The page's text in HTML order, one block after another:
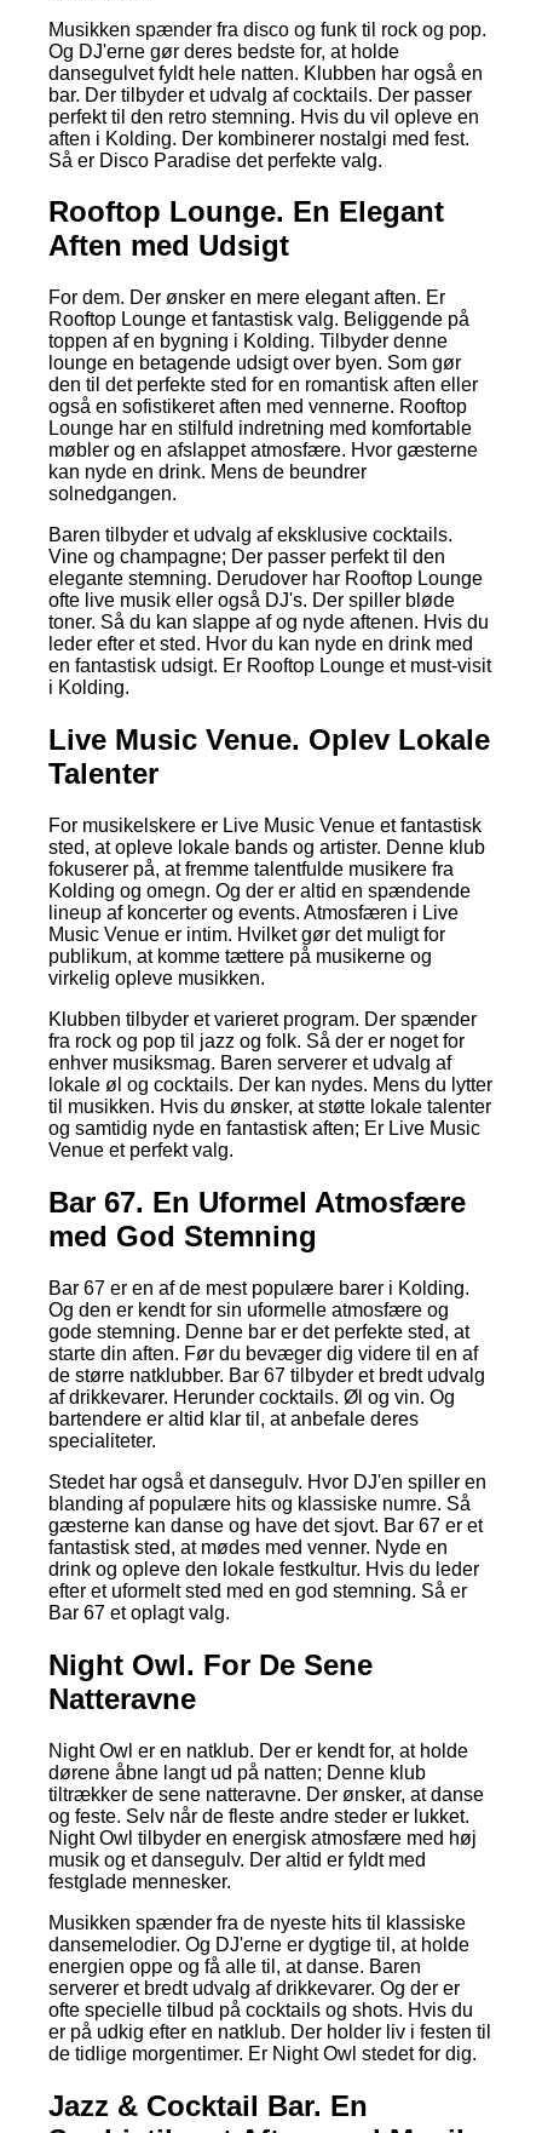
Musikken spænder fra disco og funk til rock og pop.
Og DJ'erne gør deres bedste for, at holde
dansegulvet fyldt hele natten. Klubben har også en
bar. Der tilbyder et udvalg af cocktails. Der passer
perfekt til den retro stemning. Hvis du vil opleve en
aften i Kolding. Der kombinerer nostalgi med fest.
Så er Disco Paradise det perfekte valg.
Rooftop Lounge. En Elegant
Aften med Udsigt
For dem. Der ønsker en mere elegant aften. Er
Rooftop Lounge et fantastisk valg. Beliggende på
toppen af en bygning i Kolding. Tilbyder denne
lounge en betagende udsigt over byen. Som gør
den til det perfekte sted for en romantisk aften eller
også en sofistikeret aften med vennerne. Rooftop
Lounge har en stilfuld indretning med komfortable
møbler og en afslappet atmosfære. Hvor gæsterne
kan nyde en drink. Mens de beundrer
solnedgangen.
Baren tilbyder et udvalg af eksklusive cocktails.
Vine og champagne; Der passer perfekt til den
elegante stemning. Derudover har Rooftop Lounge
ofte live musik eller også DJ's. Der spiller bløde
toner. Så du kan slappe af og nyde aftenen. Hvis du
leder efter et sted. Hvor du kan nyde en drink med
en fantastisk udsigt. Er Rooftop Lounge et must-visit
i Kolding.
Live Music Venue. Oplev Lokale
Talenter
For musikelskere er Live Music Venue et fantastisk
sted, at opleve lokale bands og artister. Denne klub
fokuserer på, at fremme talentfulde musikere fra
Kolding og omegn. Og der er altid en spændende
lineup af koncerter og events. Atmosfæren i Live
Music Venue er intim. Hvilket gør det muligt for
publikum, at komme tættere på musikerne og
virkelig opleve musikken.
Klubben tilbyder et varieret program. Der spænder
fra rock og pop til jazz og folk. Så der er noget for
enhver musiksmag. Baren serverer et udvalg af
lokale øl og cocktails. Der kan nydes. Mens du lytter
til musikken. Hvis du ønsker, at støtte lokale talenter
og samtidig nyde en fantastisk aften; Er Live Music
Venue et perfekt valg.
Bar 67. En Uformel Atmosfære
med God Stemning
Bar 67 er en af de mest populære barer i Kolding.
Og den er kendt for sin uformelle atmosfære og
gode stemning. Denne bar er det perfekte sted, at
starte din aften. Før du bevæger dig videre til en af
de større natklubber. Bar 67 tilbyder et bredt udvalg
af drikkevarer. Herunder cocktails. Øl og vin. Og
bartendere er altid klar til, at anbefale deres
specialiteter.
Stedet har også et dansegulv. Hvor DJ'en spiller en
blanding af populære hits og klassiske numre. Så
gæsterne kan danse og have det sjovt. Bar 67 er et
fantastisk sted, at mødes med venner. Nyde en
drink og opleve den lokale festkultur. Hvis du leder
efter et uformelt sted med en god stemning. Så er
Bar 67 et oplagt valg.
Night Owl. For De Sene
Natteravne
Night Owl er en natklub. Der er kendt for, at holde
dørene åbne langt ud på natten; Denne klub
tiltrækker de sene natteravne. Der ønsker, at danse
og feste. Selv når de fleste andre steder er lukket.
Night Owl tilbyder en energisk atmosfære med høj
musik og et dansegulv. Der altid er fyldt med
festglade mennesker.
Musikken spænder fra de nyeste hits til klassiske
dansemelodier. Og DJ'erne er dygtige til, at holde
energien oppe og få alle til, at danse. Baren
serverer et bredt udvalg af drikkevarer. Og der er
ofte specielle tilbud på cocktails og shots. Hvis du
er på udkig efter en natklub. Der holder liv i festen til
de tidlige morgentimer. Er Night Owl stedet for dig.
Jazz & Cocktail Bar. En